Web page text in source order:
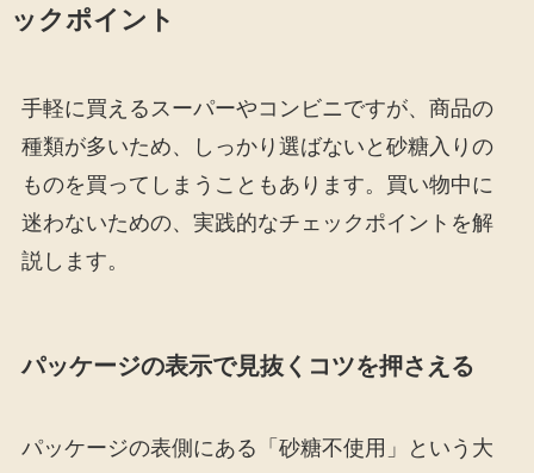
ックポイント
手軽に買えるスーパーやコンビニですが、商品の
種類が多いため、しっかり選ばないと砂糖入りの
ものを買ってしまうこともあります。買い物中に
迷わないための、実践的なチェックポイントを解
説します。
パッケージの表示で見抜くコツを押さえる
パッケージの表側にある「砂糖不使用」という大